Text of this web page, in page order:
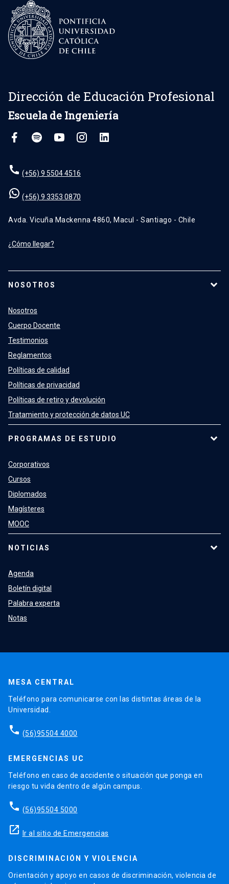
Dirección de Educación Profesional
Escuela de Ingeniería
(+56) 9 5504 4516
(+56) 9 3353 0870
Avda. Vicuña Mackenna 4860, Macul - Santiago - Chile
¿Cómo llegar?
NOSOTROS
Nosotros
Cuerpo Docente
Testimonios
Reglamentos
Políticas de calidad
Políticas de privacidad
Políticas de retiro y devolución
Tratamiento y protección de datos UC
PROGRAMAS DE ESTUDIO
Corporativos
Cursos
Diplomados
Magísteres
MOOC
NOTICIAS
Agenda
Boletín digital
Palabra experta
Notas
MESA CENTRAL
Teléfono para comunicarse con las distintas áreas de la
Universidad.
phone (56)95504 4000
EMERGENCIAS UC
Teléfono en caso de accidente o situación que ponga en
riesgo tu vida dentro de algún campus.
phone (56)95504 5000
launch Ir al sitio de Emergencias
DISCRIMINACIÓN Y VIOLENCIA
Orientación y apoyo en casos de discriminación, violencia de